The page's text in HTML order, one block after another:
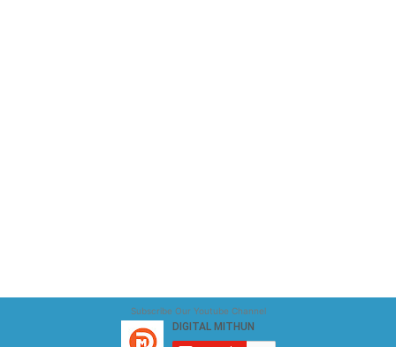
Subscribe Our Youtube Channel